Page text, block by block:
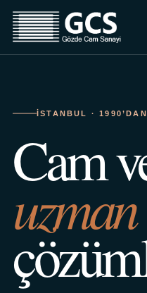
İSTANBUL ·
Cam
uzman